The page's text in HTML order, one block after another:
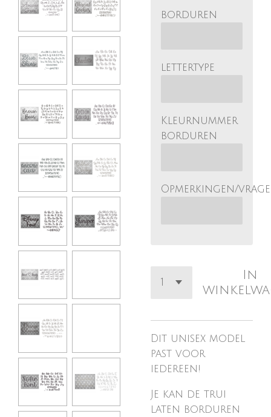
borduren
lettertype
Kleurnummer
borduren
Opmerkingen/
In
Dit unisex model
past voor
iedereen!
Je kan de trui
laten borduren